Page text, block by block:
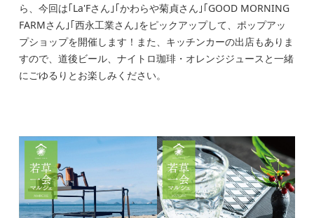
ら、今回は｢La'Fさん｣｢かわらや菊貞さん｣｢GOOD MORNING
FARMさん｣｢西永工業さん｣をピックアップして、ポップアッ
プショップを開催します！また、キッチンカーの出店もありま
すので、道後ビール、ナイトロ珈琲・オレンジジュースと一緒
にごゆるりとお楽しみください。